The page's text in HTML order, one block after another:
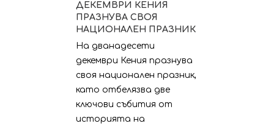
ДЕКЕМВРИ КЕНИЯ
ПРАЗНУВА СВОЯ
НАЦИОНАЛЕН ПРАЗНИК
На дванадесети
декември Кения празнува
своя национален празник,
като отбелязва две
ключови събития от
историята на